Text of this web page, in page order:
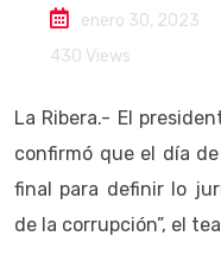
enero 30, 2023
430 Views
La Ribera.- El
confirmó que el día
final para definir lo
de la corrupción”, el